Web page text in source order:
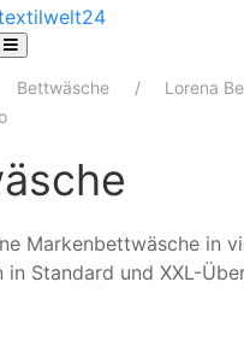
Bettwäsche
Lorena
Markenbettwäsche in
in Standard und XXL-